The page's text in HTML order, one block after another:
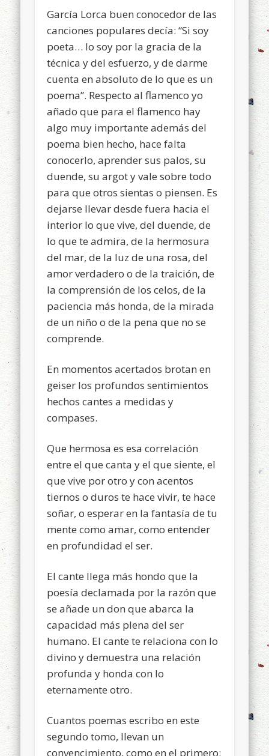
García Lorca buen conocedor de las
canciones populares decía: “Si soy
poeta… lo soy por la gracia de la
técnica y del esfuerzo, y de darme
cuenta en absoluto de lo que es un
poema”. Respecto al flamenco yo
añado que para el flamenco hay
algo muy importante además del
poema bien hecho, hace falta
conocerlo, aprender sus palos, su
duende, su argot y vale sobre todo
para que otros sientas o piensen. Es
dejarse llevar desde fuera hacia el
interior lo que vive, del duende, de
lo que te admira, de la hermosura
del mar, de la luz de una rosa, del
amor verdadero o de la traición, de
la comprensión de los celos, de la
paciencia más honda, de la mirada
de un niño o de la pena que no se
comprende.
En momentos acertados brotan en
geiser los profundos sentimientos
hechos cantes a medidas y
compases.
Que hermosa es esa correlación
entre el que canta y el que siente, el
que vive por otro y con acentos
tiernos o duros te hace vivir, te hace
soñar, o esperar en la fantasía de tu
mente como amar, como entender
en profundidad el ser.
El cante llega más hondo que la
poesía declamada por la razón que
se añade un don que abarca la
capacidad más plena del ser
humano. El cante te relaciona con lo
divino y demuestra una relación
profunda y honda con lo
eternamente otro.
Cuantos poemas escribo en este
segundo tomo, llevan un
convencimiento, como en el primero: